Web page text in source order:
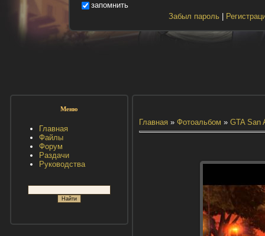
запомнить
Забыл пароль|
Меню
Главная
Файлы
Форум
Раздачи
Руководства
Главная» Фотоальбом » GTA San